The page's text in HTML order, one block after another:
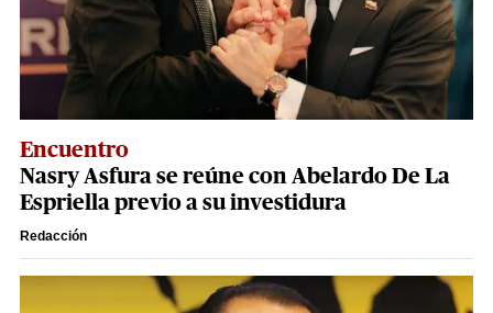
Encuentro
Nasry Asfura se reúne con Abelardo De La
Espriella previo a su investidura
Redacción